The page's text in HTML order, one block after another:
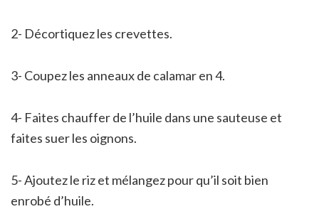
2- Décortiquez les crevettes.
3- Coupez les anneaux de calamar en 4.
4- Faites chauffer de l’huile dans une sauteuse et
faites suer les oignons.
5- Ajoutez le riz et mélangez pour qu’il soit bien
enrobé d’huile.